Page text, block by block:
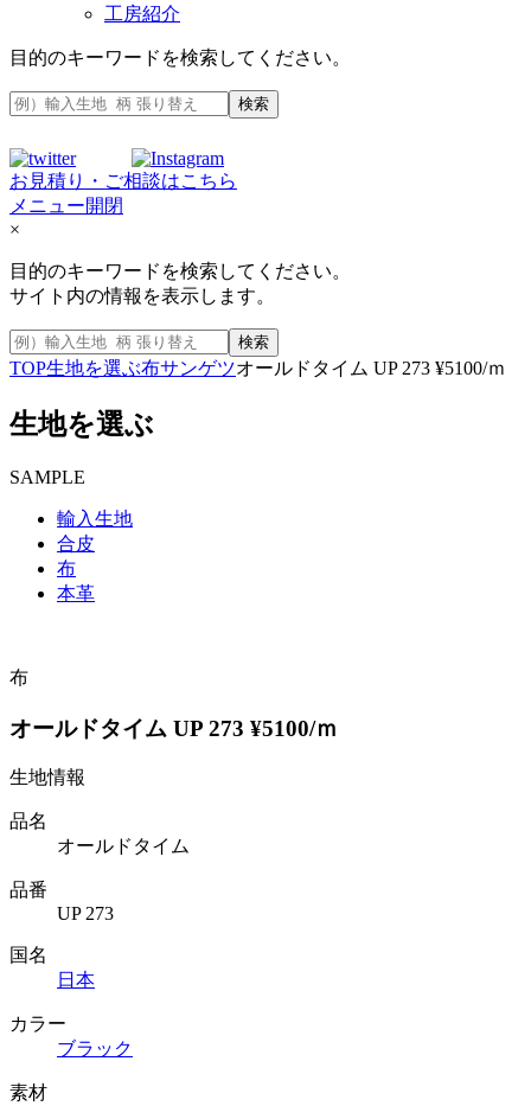
工房紹介
目的のキーワードを検索してください。
検索
お見積り・ご相談はこちら
メニュー開閉
×
目的のキーワードを検索してください。
サイト内の情報を表示します。
検索
TOP生地を選ぶ布サンゲツオールドタイム UP 273 ¥5100/ｍ
生地を選ぶ
SAMPLE
輸入生地
合皮
布
本革
布
オールドタイム UP 273 ¥5100/ｍ
生地情報
品名
オールドタイム
品番
UP 273
国名
日本
カラー
ブラック
素材